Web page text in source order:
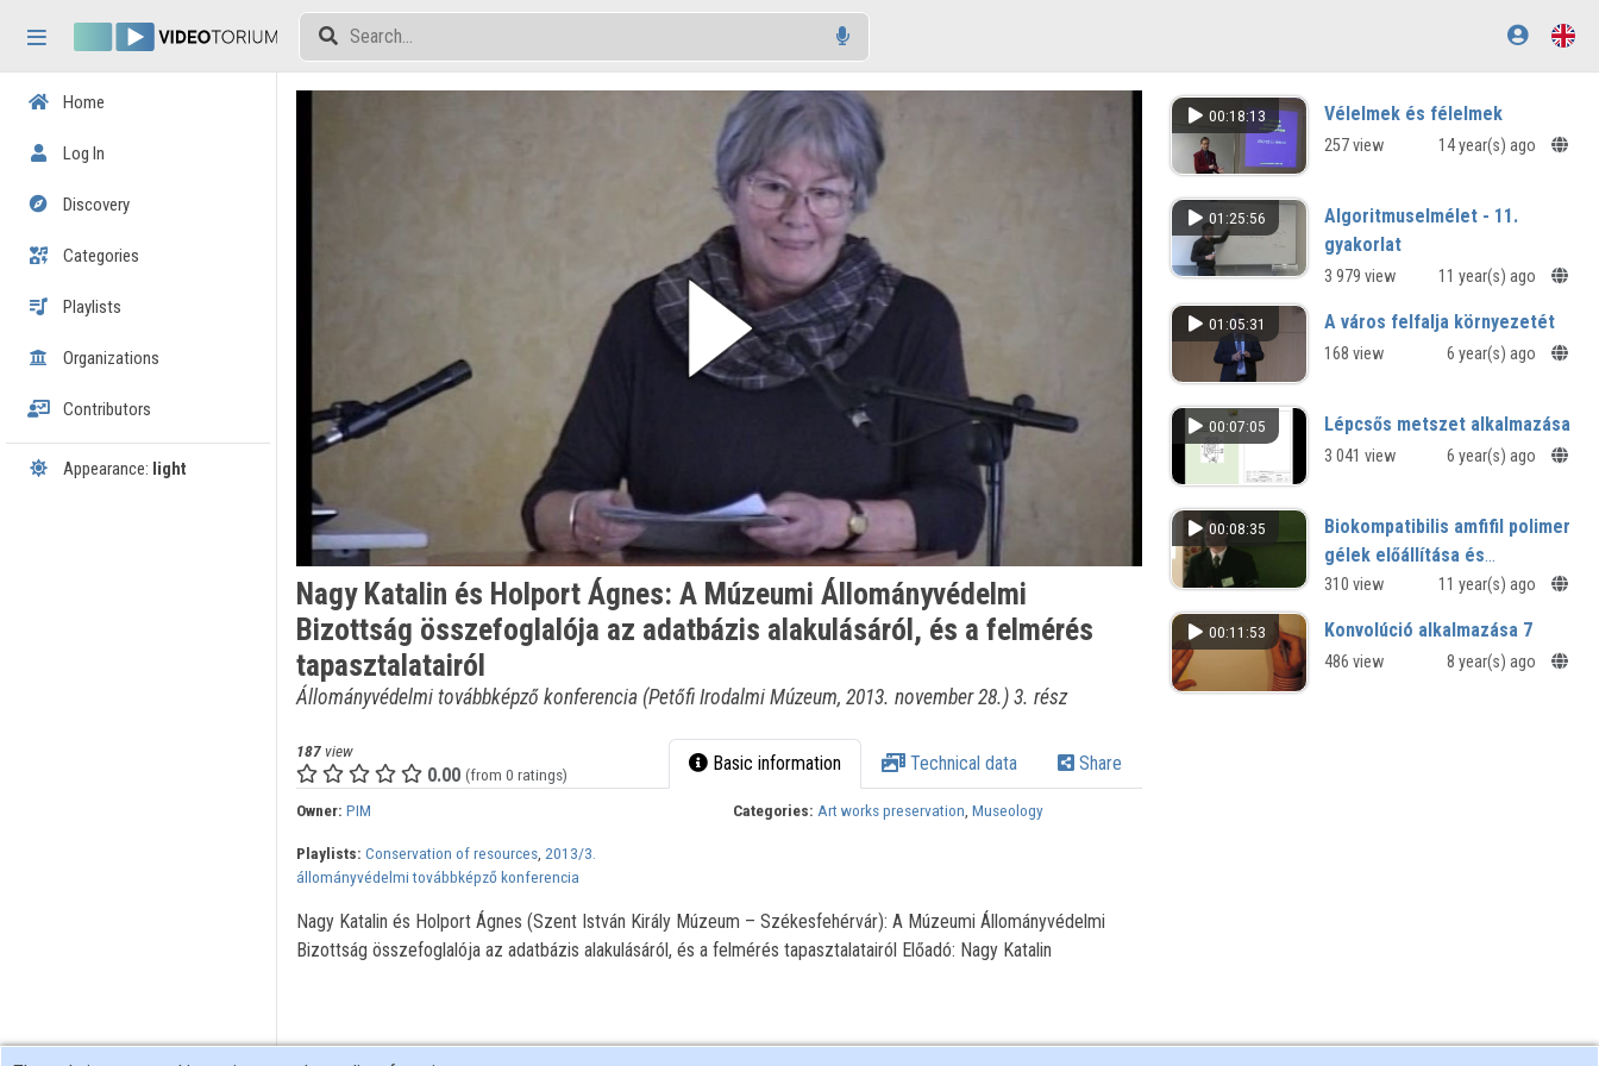
Home
Log In
Discovery
Categories
Playlists
Organizations
Contributors
Appearance: light
Nagy Katalin és Holport Ágnes: A Múzeumi Állományvédelmi
Bizottság összefoglalója az adatbázis alakulásáról, és a felmérés
tapasztalatairól
Állományvédelmi továbbképző konferencia (Petőfi Irodalmi Múzeum, 2013. november 28.) 3. rész
187view
0.00 (from 0 ratings) Basic information Technical data Share
Owner: PIM Categories: Art works preservation,Museology
Playlists: Conservation of resources, 2013/3.
állományvédelmi továbbképző konferencia
Nagy Katalin és Holport Ágnes (Szent István Király Múzeum – Székesfehérvár): A Múzeumi Állományvédelmi
Bizottság összefoglalója az adatbázis alakulásáról, és a felmérés tapasztalatairól Előadó: Nagy Katalin
00:18:13 Vélelmek és félelmek
257 view 14 year(s) ago
01:25:56
Algoritmuselmélet - 11.
gyakorlat
3 979 view 11 year(s) ago
01:05:31 A város felfalja környezetét
168 view 6 year(s) ago
00:07:05 Lépcsős metszet alkalmazása
3 041 view 6 year(s) ago
00:08:35
Biokompatibilis amfifil polimer
gélek előállítása és
vizsgálata
310 view 11 year(s) ago
00:11:53 Konvolúció alkalmazása 7
486 view 8 year(s) ago